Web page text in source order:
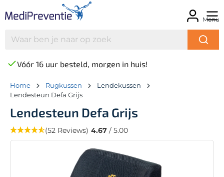
Menu
Vóór 16 uur besteld, morgen in huis!
Home Rugkussen
Lendekussen
Lendesteun Defa Grijs
Lendesteun Defa Grijs
(52 Reviews) 4.67 / 5.00